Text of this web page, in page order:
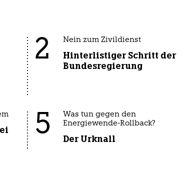
2 Nein zum Zivildienst
Hinterlistiger Schritt der
Bundesregierung
5
Was tun gegen den
Energiewende-Rollback?
Der Urknall